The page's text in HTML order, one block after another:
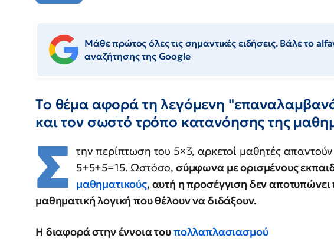
Μάθε πρώτος όλες τις σημαντικές ειδήσεις. Βάλε το
αναζήτησης της Google
Το θέμα αφορά τη λεγόμενη
και τον σωστό τρόπο κατανόησης της
Σ την περίπτωση του 5×3, αρκετοί μαθητές
5+5+5=15. Ωστόσο, σύμφωνα με ορισμένους
μαθηματικούς, αυτή η προσέγγιση δεν
μαθηματική λογική που θέλουν να διδάξουν.
Η διαφορά στην έννοια τουπολλαπλασιασμού